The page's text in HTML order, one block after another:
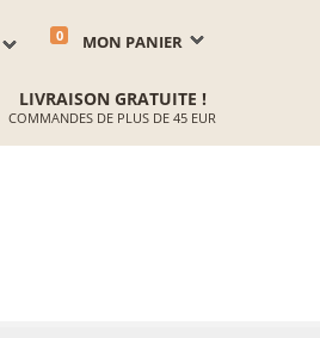
MON PANIER
0
LIVRAISON GRATUITE !
COMMANDES DE PLUS DE 45 EUR